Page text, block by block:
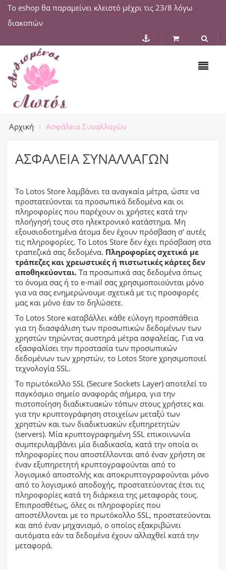
Το eshop θα παραμείνει κλειστό μέχρι τις 23/8 λόγω
διακοπών
Αρχική Ασφάλεια Συναλλαγών
ΑΣΦΆΛΕΙΑ ΣΥΝΑΛΛΑΓΏΝ
Το Lotos Store λαμβάνει τα αναγκαία μέτρα, ώστε να
προστατεύονται τα προσωπικά δεδομένα και οι
πληροφορίες που παρέχουν οι χρήστες κατά την
πλοήγησή τους στο ηλεκτρονικό κατάστημα. Μη
εξουσιοδοτημένα άτομα δεν έχουν πρόσβαση σ' αυτές
τις πληροφορίες. Το Lotos Store δεν έχει πρόσβαση στα
τραπεζικά σας δεδομένα. Πληροφορίες σχετικά με
τράπεζες και χρεωστικές ή πιστωτικές κάρτες δεν
αποθηκεύονται. Τα προσωπικά σας δεδομένα όπως
το όνομα σας ή το e-mail σας χρησιμοποιούνται μόνο
για να σας ενημερώνουμε σχετικά με τις προσφορές
μας και μόνο έαν το δηλώσετε.
Το Lotos Store καταβάλλει κάθε εύλογη προσπάθεια
για τη διασφάλιση των προσωπικών δεδομένων των
χρηστών τηρώντας αυστηρά μέτρα ασφαλείας. Για να
εξασφαλίσει την προστασία των προσωπικών
δεδομένων των χρηστών, το Lotos Store χρησιμοποιεί
τεχνολογία SSL.
Το πρωτόκολλο SSL (Secure Sockets Layer) αποτελεί το
παγκόσμιο σημείο αναφοράς σήμερα, για την
πιστοποίηση διαδικτυακών τόπων στους χρήστες και
για την κρυπτογράφηση στοιχείων μεταξύ των
χρηστών και των διαδικτυακών εξυπηρετητών
(servers). Μία κρυπτογραφημένη SSL επικοινωνία
συμπεριλαμβάνει μία διαδικασία, κατά την οποία οι
πληροφορίες που αποστέλλονται από έναν χρήστη σε
έναν εξυπηρετητή κρυπτογραφούνται από το
λογισμικό αποστολής και αποκρυπτογραφούνται μόνο
από το λογισμικό αποδοχής, προστατεύοντας έτσι τις
πληροφορίες κατά τη διάρκεια της μεταφοράς τους.
Επιπροσθέτως, όλες οι πληροφορίες που
αποστέλλονται με το πρωτόκολλο SSL, προστατεύονται
και από έναν μηχανισμό, ο οποίος εξακριβώνει
αυτόματα εάν τα δεδομένα έχουν αλλαχθεί κατά την
μεταφορά.